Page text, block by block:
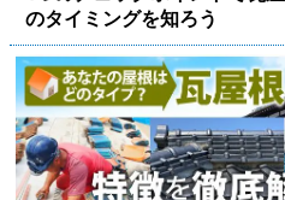
のタイミングを知ろう